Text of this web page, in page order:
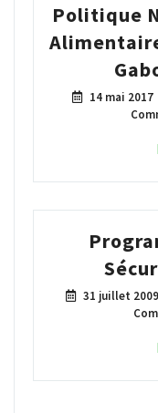
Politique
14 mai 2017
31 juillet 2009